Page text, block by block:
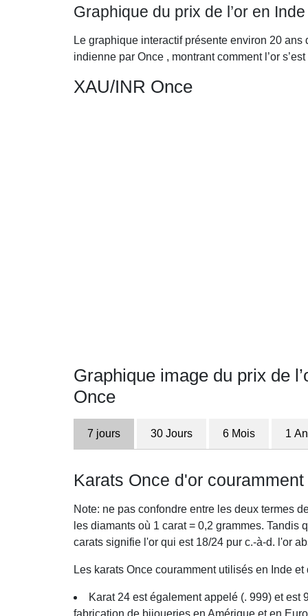
Graphique du prix de l’or en
Le graphique interactif présente environ 20
indienne par Once , montrant comment l’or
XAU/INR Once
Graphique image du prix de
Once
7 jours 30 Jours 6 Mois 1 An
Karats Once d'or
Note: ne pas confondre entre les deux termes
les diamants où 1 carat = 0,2 grammes.
carats signifie l'or qui est 18/24 pur c.-à-d. l'or
Les karats Once couramment utilisés en Inde
Karat 24 est également appelé (. 999) et
fabrication de bijoueries en Amérique et en